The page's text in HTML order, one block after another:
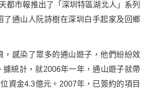
都市報推出了「深圳特區湖北人」系列
了通山人阮詩樹在深圳白手起家及回鄉
，感染了眾多的通山遊子，他們紛紛效
據統計，就2006年一年，通山遊子就帶
資金4.3億元。2007年，已簽約的項目